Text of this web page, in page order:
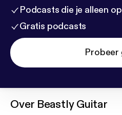
Podcasts die je alleen
Gratis podcasts
Probeer
Over Beastly Guitar